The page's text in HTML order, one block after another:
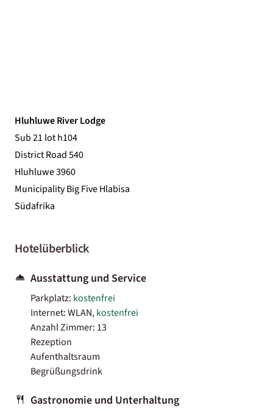
Hluhluwe River Lodge
Sub 21 lot h104
District Road 540
Hluhluwe 3960
Municipality Big Five Hlabisa
Südafrika
Hotelüberblick
Ausstattung und Service
Parkplatz: kostenfrei
Internet: WLAN,kostenfrei
Anzahl Zimmer: 13
Rezeption
Aufenthaltsraum
Begrüßungsdrink
Gastronomie und Unterhaltung